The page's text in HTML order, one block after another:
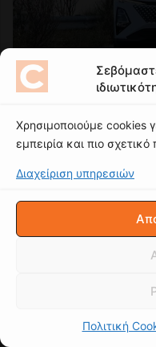
Χρησιμοποιούμε cookies
εμπειρία και πιο σχετικό
Διαχείριση υπηρεσιών
Πολιτική